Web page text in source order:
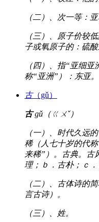
（二）、次一等：亚
（三）、原子价较
子或氧原子的：硫酸
（四）、指“亚细
称“亚洲”）：东亚。
古（gǔ）
古gǔ（ㄍㄨˇ）
（一）、时代久远
稀（人七十岁的代
来稀”）。古典。古
理；ｂ．古朴；ｃ．
（二）、古体诗的
言古诗）。
（三）、姓。